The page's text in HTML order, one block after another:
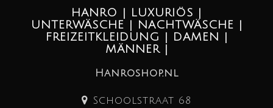
HANRO | LUXURIÖS |
UNTERWÄSCHE | NACHTWÄSCHE |
FREIZEITKLEIDUNG | DAMEN |
MÄNNER |
Hanroshop.nl
Schoolstraat 68